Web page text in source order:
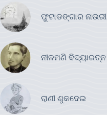
ଫୁଟାଡଙ୍ଗାର ନାଉରୀ
ନୀଳମଣି ବିଦ୍ୟାରତ୍ନ
ରାଣୀ ଶୁକଦେଇ